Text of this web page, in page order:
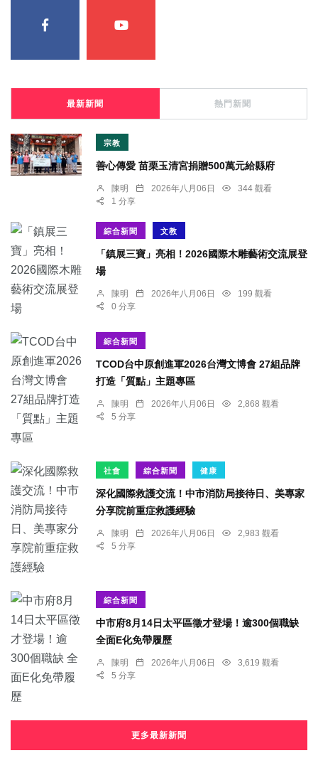
最新新聞 熱門新聞
宗教
善心傳愛 苗栗玉清宮捐贈500萬元給縣府
陳明 2026年八月06日
344 觀看
1 分享
綜合新聞 文教
「鎮展三寶」亮相！2026國際木雕藝術交流展登
場
陳明 2026年八月06日
199 觀看
0 分享
綜合新聞
TCOD台中原創進軍2026台灣文博會 27組品牌
打造「質點」主題專區
陳明 2026年八月06日
2,868 觀看
5 分享
社會 綜合新聞 健康
深化國際救護交流！中市消防局接待日、美專家
分享院前重症救護經驗
陳明 2026年八月06日
2,983 觀看
5 分享
綜合新聞
中市府8月14日太平區徵才登場！逾300個職缺
全面E化免帶履歷
陳明 2026年八月06日
3,619 觀看
5 分享
更多最新新聞